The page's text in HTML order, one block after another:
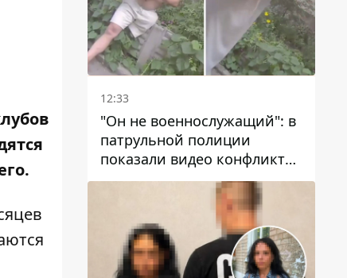
12:33
"Он не военнослужащий": в
патрульной полиции
показали видео конфликта
с мужчиной без ноги на
проспекте Поля в Днепре